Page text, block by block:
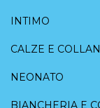
INTIMO
CALZE E
NEONATO
BIANCHERIA E